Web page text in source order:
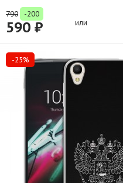
790 -200
590 ₽ или
-25%